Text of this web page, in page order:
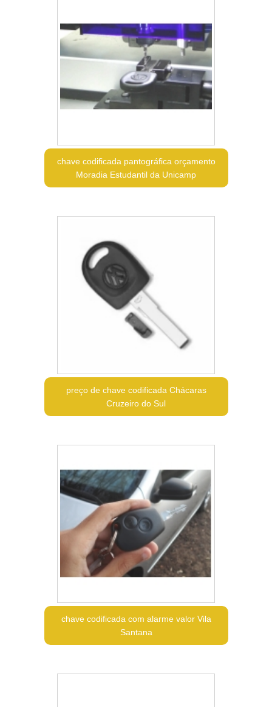
chave codificada pantográfica orçamento
Moradia Estudantil da Unicamp
preço de chave codificada Chácaras
Cruzeiro do Sul
chave codificada com alarme valor Vila
Santana